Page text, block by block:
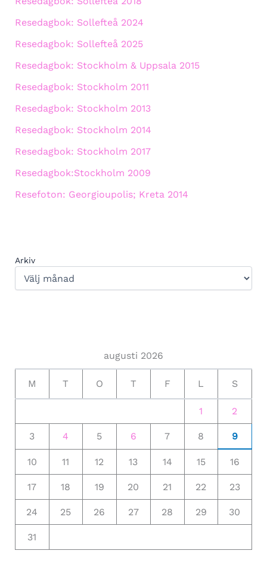
Resedagbok: Sollefteå 2024
Resedagbok: Sollefteå 2025
Resedagbok: Stockholm & Uppsala 2015
Resedagbok: Stockholm 2011
Resedagbok: Stockholm 2013
Resedagbok: Stockholm 2014
Resedagbok: Stockholm 2017
Resedagbok:Stockholm 2009
Resefoton: Georgioupolis; Kreta 2014
Arkiv
augusti 2026
M T O T F L S
1 2
3 4 5 6 7 8 9
10 11 12 13 14 15 16
17 18 19 20 21 22 23
24 25 26 27 28 29 30
31